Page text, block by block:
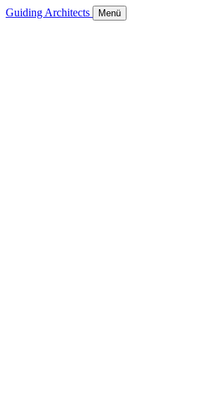
Guiding Architects Menü